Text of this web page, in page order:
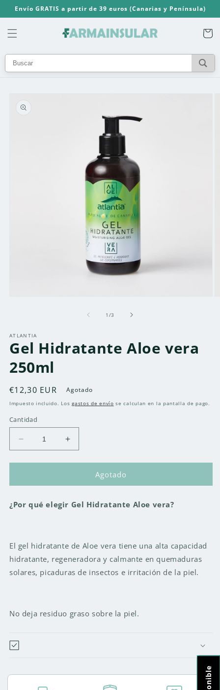
directamente
al contenido
Envío GRATIS a partir de 39 euros (Canarias y Península)
Carrito
información
una
ventana
modal
1 /de
3
ATLANTIA
Gel Hidratante Aloe vera
250ml
Precio
habitual
€12,30 EUR Agotado
Impuesto incluido. Losgastos de envío se calculan en la pantalla de pago.
Cantidad
Reducir
cantidad
para
Hidratante
vera
Aumentar
cantidad
para
Hidratante
vera
Agotado
¿Por qué elegir Gel Hidratante Aloe vera?
El gel hidratante de Aloe vera tiene una alta capacidad
hidratante, regeneradora y calmante en quemaduras
solares, picaduras de insectos e irritación de la piel.
No deja residuo graso sobre la piel.